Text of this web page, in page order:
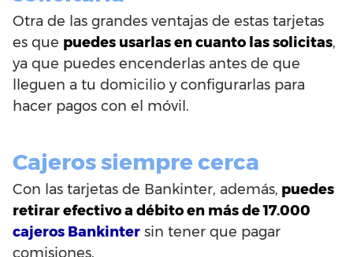
Otra de las grandes ventajas de estas tarjetas
es que puedes usarlas en cuanto las solicitas,
ya que puedes encenderlas antes de que
lleguen a tu domicilio y configurarlas para
hacer pagos con el móvil.
Cajeros siempre cerca
Con las tarjetas de Bankinter, además, puedes
retirar efectivo a débito en más de 17.000
cajeros Bankinter sin tener que pagar
comisiones.